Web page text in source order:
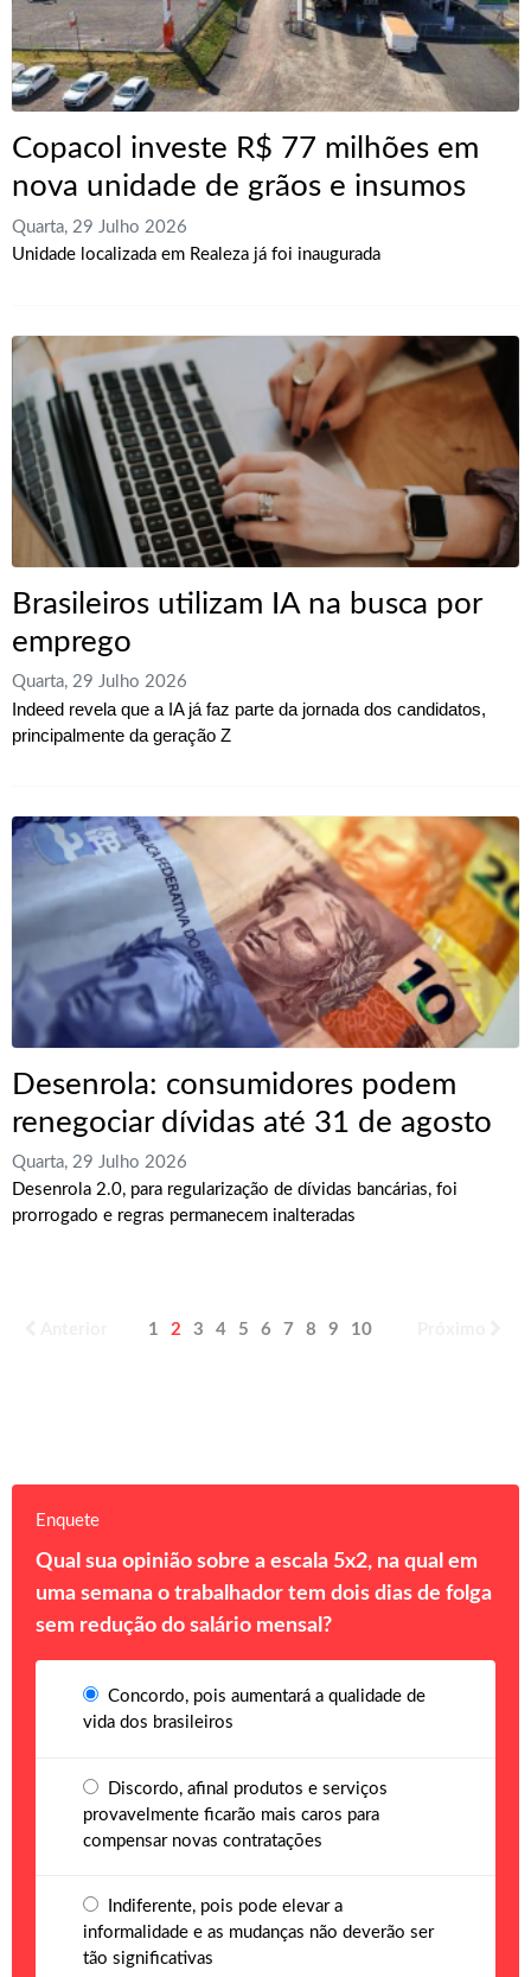
Copacol investe R$ 77 milhões em
nova unidade de grãos e insumos
Quarta, 29 Julho 2026
Unidade localizada em Realeza já foi inaugurada
Brasileiros utilizam IA na busca por
emprego
Quarta, 29 Julho 2026
Indeed revela que a IA já faz parte da jornada dos candidatos,
principalmente da geração Z
Desenrola: consumidores podem
renegociar dívidas até 31 de agosto
Quarta, 29 Julho 2026
Desenrola 2.0, para regularização de dívidas bancárias, foi
prorrogado e regras permanecem inalteradas
1 2 3 4 5 6 7 8 9 10
Enquete
Qual sua opinião sobre a escala 5x2, na qual em
uma semana o trabalhador tem dois dias de folga
sem redução do salário mensal?
Concordo, pois aumentará a qualidade de
vida dos brasileiros
Discordo, afinal produtos e serviços
provavelmente ficarão mais caros para
compensar novas contratações
Indiferente, pois pode elevar a
informalidade e as mudanças não deverão ser
tão significativas